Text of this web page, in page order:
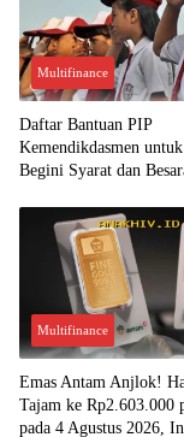
Multifinance
Daftar Bantuan PIP
Kemendikdasmen
Begini Syarat dan
Multifinance
Emas Antam Anjlok!
Tajam ke Rp2.603.000
pada 4 Agustus 2026,